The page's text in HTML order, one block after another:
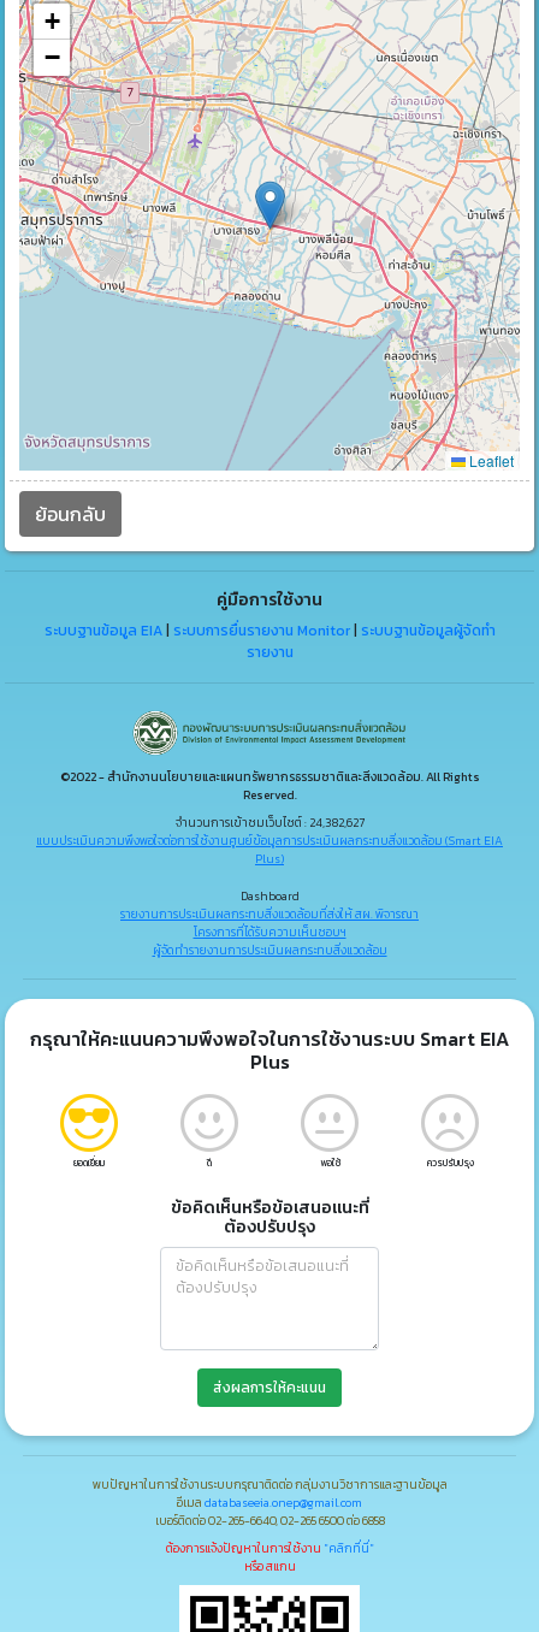
+
−
Leaflet
ย้อนกลับ
คู่มือการใช้งาน
ระบบฐานข้อมูล EIA| ระบบการยื่นรายงาน Monitor| ระบบฐานข้อมูลผู้จัดทำ
รายงาน
©2022 - สำนักงานนโยบายและแผนทรัพยากรธรรมชาติและสิ่งแวดล้อม. All Rights
Reserved.
จำนวนการเข้าชมเว็บไซต์ : 24,382,627
แบบประเมินความพึงพอใจต่อการใช้งานศูนย์ข้อมูลการประเมินผลกระทบสิ่งแวดล้อม (Smart EIA
Plus)
Dashboard
รายงานการประเมินผลกระทบสิ่งแวดล้อมที่ส่งให้ สผ. พิจารณา
โครงการที่ได้รับความเห็นชอบฯ
ผู้จัดทำรายงานการประเมินผลกระทบสิ่งแวดล้อม
กรุณาให้คะแนนความพึงพอใจในการใช้งานระบบ Smart EIA
Plus
ยอดเยี่ยม ดี พอใช้ ควรปรับปรุง
ข้อคิดเห็นหรือข้อเสนอแนะที่
ต้องปรับปรุง
ส่งผลการให้คะแนน
พบปัญหาในการใช้งานระบบกรุณาติดต่อ กลุ่มงานวิชาการและฐานข้อมูล
อีเมล databaseeia.onep@gmail.com
เบอร์ติดต่อ 02-265-6640, 02-265 6500 ต่อ 6858
ต้องการแจ้งปัญหาในการใช้งาน "คลิกที่นี่"
หรือ สแกน